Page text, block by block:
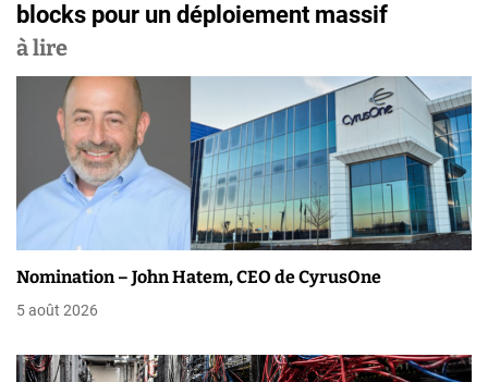
a
t
n
e
l
’
blocks pour un déploiement massif
à lire
Nomination – John Hatem, CEO de CyrusOne
5 août 2026